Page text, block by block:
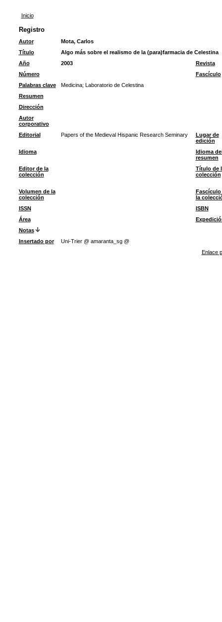
Inicio
Registro
Autor
Mota, Carlos
Título
Algo más sobre el realismo de la (para)farmacia de Celestina
Año
2003
Revista
Número
Fascículo
Palabras clave
Medicina; Laboratorio de Celestina
Resumen
Dirección
Autor
corporativo
Editorial
Papers of the Medieval Hispanic Research Seminary
Lugar de
edición
Idioma
Idioma
resumen
Editor de la
colección
Título de
colección
Volumen de la
colección
Fascículo
la
ISSN
ISBN
Área
Notas
Insertado por
Uni-Trier @ amaranta_sg @
Enlace